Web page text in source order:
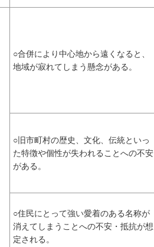
○合併により中心地から遠くなると、
地域が寂れてしまう懸念がある。
○旧市町村の歴史、文化、伝統といっ
た特徴や個性が失われることへの不安
がある。
○住民にとって強い愛着のある名称が
消えてしまうことへの不安・抵抗が想
定される。